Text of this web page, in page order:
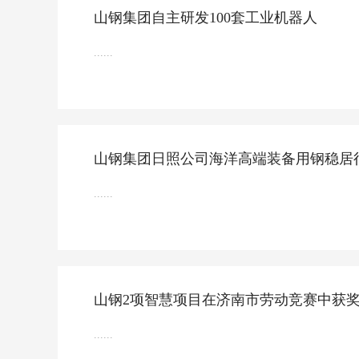
山钢集团自主研发100套工业机器人
......
山钢集团日照公司海洋高端装备用钢稳居
......
山钢2项智慧项目在济南市劳动竞赛中获奖
......